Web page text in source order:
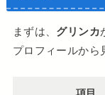
まずは、 グリンカ
プロフィールから